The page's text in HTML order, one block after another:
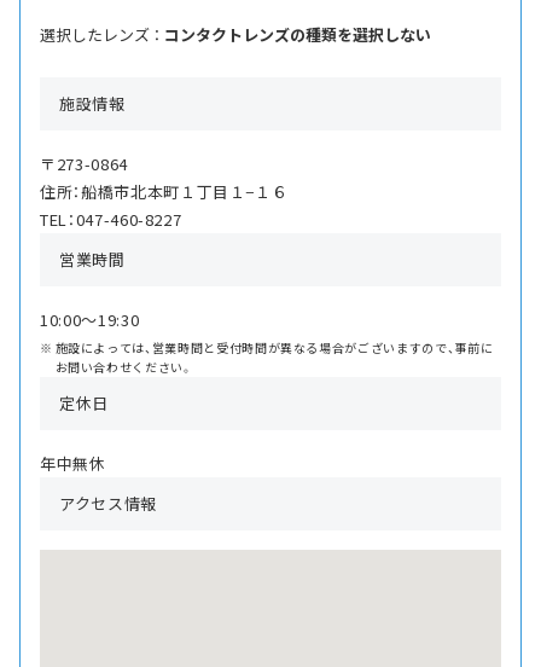
選択したレンズ ： コンタクトレンズの種類を選択しない
施設情報
〒273-0864
住所：船橋市北本町１丁目１−１６
TEL：047-460-8227
営業時間
10:00〜19:30
施設によっては、営業時間と受付時間が異なる場合がございますので、事前に
お問い合わせください。
定休日
年中無休
アクセス情報